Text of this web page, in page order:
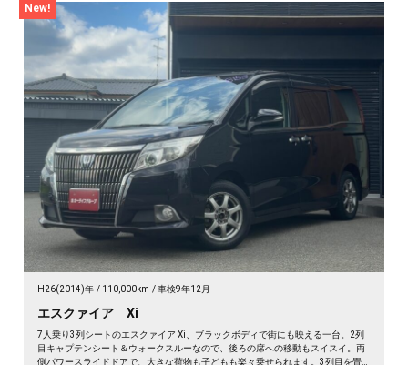
New!
H26(2014)年 110,000km 車検9年12月
エスクァイア Xi
7人乗り3列シートのエスクァイア Xi、ブラックボディで街にも映える一台。2列
目キャプテンシート＆ウォークスルーなので、後ろの席への移動もスイスイ。両
側パワースライドドアで、大きな荷物も子どもも楽々乗せられます。3列目を畳